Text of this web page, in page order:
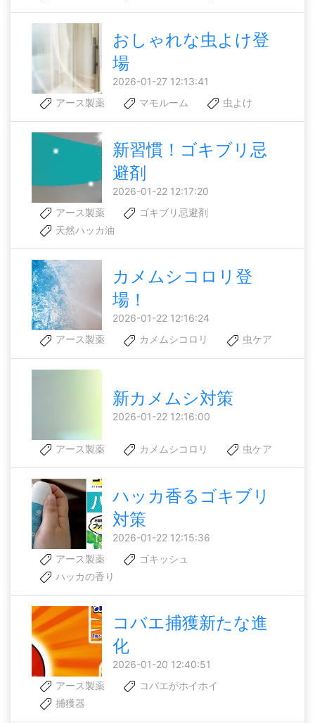
おしゃれな虫よけ登
場
2026-01-27 12:13:41
アース製薬
マモルーム 虫よけ
新習慣！ゴキブリ忌
避剤
2026-01-22 12:17:20
アース製薬
ゴキブリ忌避剤
天然ハッカ油
カメムシコロリ登
場！
2026-01-22 12:16:24
アース製薬
カメムシコロリ 虫ケア
新カメムシ対策
2026-01-22 12:16:00
アース製薬 カメムシコロリ 虫ケア
ハッカ香るゴキブリ
対策
2026-01-22 12:15:36
アース製薬
ゴキッシュ
ハッカの香り
コバエ捕獲新たな進
化
2026-01-20 12:40:51
アース製薬
コバエがホイホイ
捕獲器